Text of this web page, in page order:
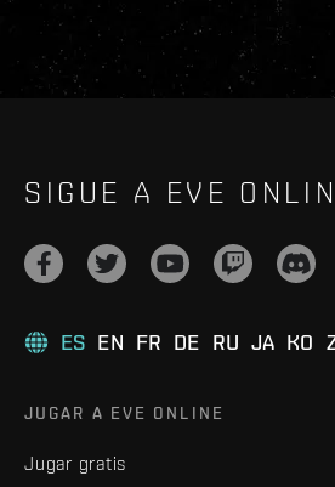
SIGUE A EVE
ES EN FR DE RU JA KO
JUGAR A EVE ONLINE
Jugar gratis